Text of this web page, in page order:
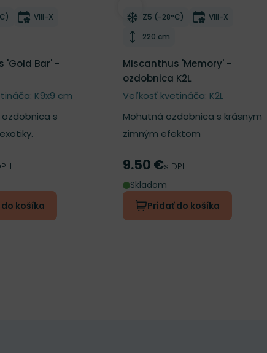
želaní
Doba kvitnutia
VIII-X
'Gold Bar' -
K9x9 cm
ozdobnica s
košíka
Odober do zoznamu želaní
Mrazuvzdornosť
Z5 (-28°C) Doba kvitnutia
VIII-X
Výška rastliny
220 cm
Miscanthus 'Memory' -
ozdobnica K2L
Veľkosť kvetináča: K2L
Mohutná ozdobnica s krásnym
zimným efektom
Cena
9.50 €s DPH
Skladom
Pridať do košíka